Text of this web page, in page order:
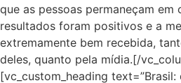
que as pessoas permaneçam em
resultados foram positivos e a
extremamente bem recebida,
deles, quanto pela mídia.[/
[vc_custom_heading